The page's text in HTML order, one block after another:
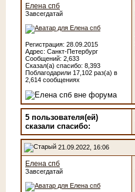
Елена спб
Завсегдатай
Регистрация: 28.09.2015
Адрес: Санкт-Петербург
Сообщений: 2,633
Сказал(а) спасибо: 8,393
Поблагодарили 17,102 раз(а) в
2,614 сообщениях
5 пользователя(ей)
сказали cпасибо:
21.09.2022, 16:06
Елена спб
Завсегдатай